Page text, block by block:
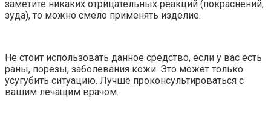
заметите никаких отрицательных реакций (покраснений,
зуда), то можно смело применять изделие.
Не стоит использовать данное средство, если у вас есть
раны, порезы, заболевания кожи. Это может только
усугубить ситуацию. Лучше проконсультироваться с
вашим лечащим врачом.